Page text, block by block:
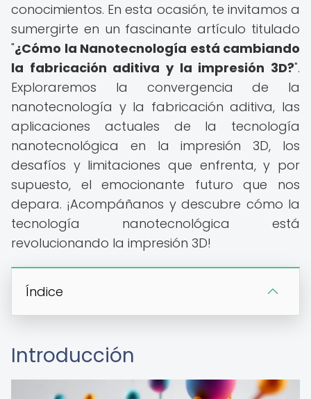
conocimientos. En esta ocasión, te invitamos a
sumergirte en un fascinante artículo titulado
"¿Cómo la Nanotecnología está cambiando
la fabricación aditiva y la impresión 3D?".
Exploraremos la convergencia de la
nanotecnología y la fabricación aditiva, las
aplicaciones actuales de la tecnología
nanotecnológica en la impresión 3D, los
desafíos y limitaciones que enfrenta, y por
supuesto, el emocionante futuro que nos
depara. ¡Acompáñanos y descubre cómo la
tecnología nanotecnológica está
revolucionando la impresión 3D!
Índice
Introducción